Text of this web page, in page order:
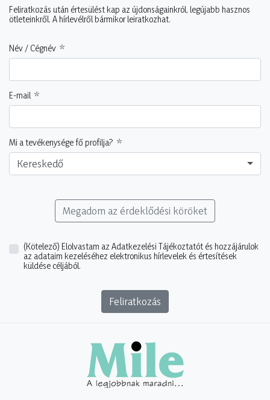
Feliratkozás után értesülést kap az újdonságainkról, legújabb hasznos
ötleteinkről. A hírlevélről bármikor leiratkozhat.
Név / Cégnév
E-mail
Mi a tevékenysége fő profilja?
Kereskedő
Megadom az érdeklődési köröket
(Kötelező) Elolvastam az Adatkezelési Tájékoztatót és hozzájárulok
az adataim kezeléséhez elektronikus hírlevelek és értesítések
küldése céljából.
Feliratkozás